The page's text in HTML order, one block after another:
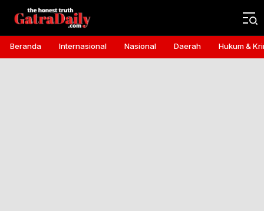
Gatra Daily
the honest truth
Beranda Internasional Nasional Daerah Hukum &